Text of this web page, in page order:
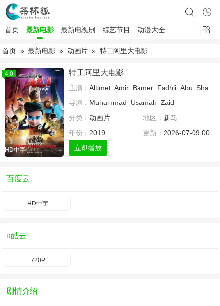
首页 最新电影 最新电视剧 综艺节目 动漫大全
首页 » 最新电影 » 动画片 » 特工阿里大电影
4.0
HD中字
特工阿里大电影
主演： Altimet Amir Bamer Fadhli Abu Shafian
导演： Muhammad Usamah Zaid
分类： 动画片 地区： 新马
年份： 2019 更新： 2026-07-09 00:00
立即播放
百度云
HD中字
u酷云
720P
剧情介绍